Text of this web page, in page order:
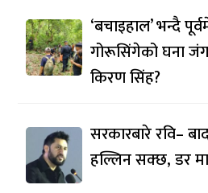
‘बचाइहाल’ भन्दै
गोरूसिंगेको घना
किरण सिंह?
सरकारबारे रवि–
हल्लिन सक्छ, डर